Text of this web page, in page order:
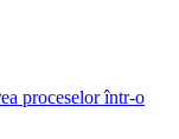
proceselor într-o